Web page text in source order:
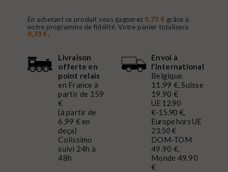
En achetant ce produit vous gagnerez 0,73 € grâce à
notre programme de fidélité. Votre panier totalisera
0,73 €.
Livraison
offerte en
point relais
en France à
partir de 159
€
(à partir de
6,99 € en
deça)
Colissimo
suivi 24h à
48h
Envoi à
l’international
Belgique
11.99 €, Suisse
19.90 €
UE 12.90
€-15.90 €,
Europe hors UE
23.50 €
DOM-TOM
49.90 €,
Monde 49.90
€